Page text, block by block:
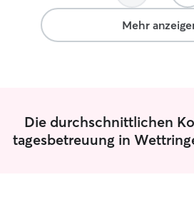
ich normalerweise auch verfügbar,
abhängig was mal so ansteht. Wir haben
einen großen eingezäunten Garten
Mehr
Die durchschnittlichen
tagesbetreuung in